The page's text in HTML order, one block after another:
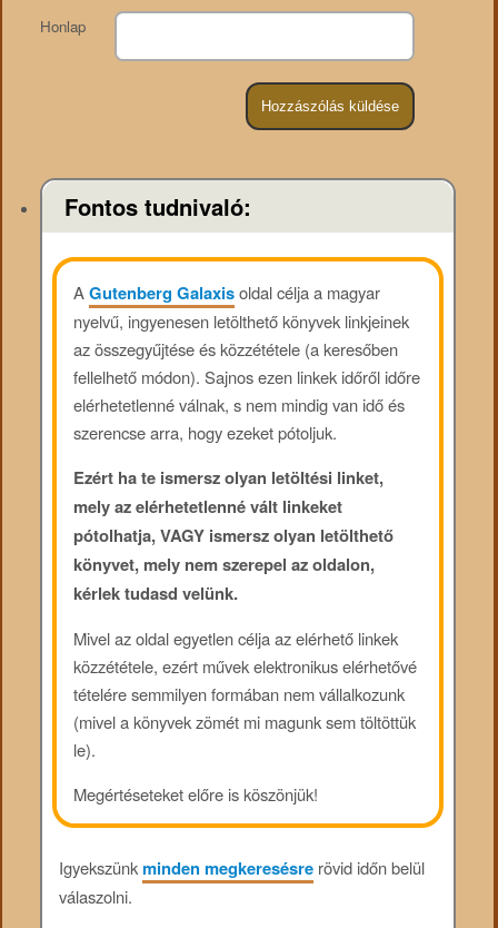
Honlap
Fontos tudnivaló:
AGutenberg Galaxisoldal célja a magyar
nyelvű, ingyenesen letölthető könyvek linkjeinek
az összegyűjtése és közzététele (a keresőben
fellelhető módon). Sajnos ezen linkek időről időre
elérhetetlenné válnak, s nem mindig van idő és
szerencse arra, hogy ezeket pótoljuk.
Ezért ha te ismersz olyan letöltési linket,
mely az elérhetetlenné vált linkeket
pótolhatja, VAGY ismersz olyan letölthető
könyvet, mely nem szerepel az oldalon,
kérlek tudasd velünk.
Mivel az oldal egyetlen célja az elérhető linkek
közzététele, ezért művek elektronikus elérhetővé
tételére semmilyen formában nem vállalkozunk
(mivel a könyvek zömét mi magunk sem töltöttük
le).
Megértéseteket előre is köszönjük!
Igyekszünkminden megkeresésrerövid időn belül
válaszolni.